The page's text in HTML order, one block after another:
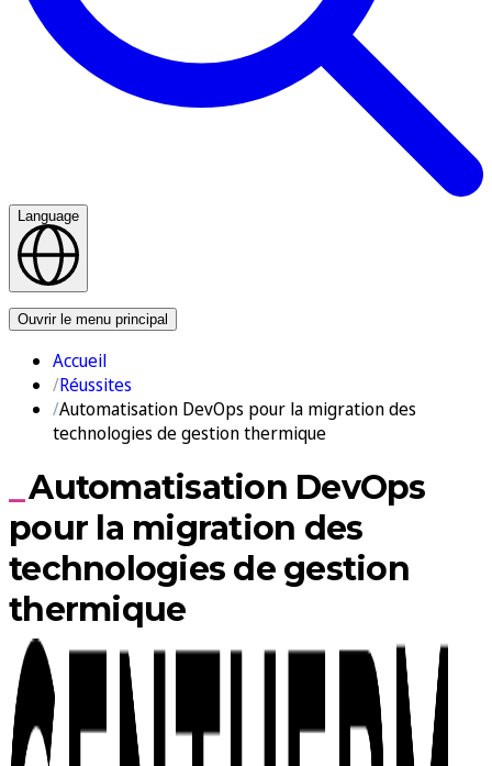
Language
Ouvrir le menu principal
Accueil
Réussites
Automatisation DevOps pour la migration des
technologies de gestion thermique
Automatisation DevOps
pour la migration des
technologies de gestion
thermique